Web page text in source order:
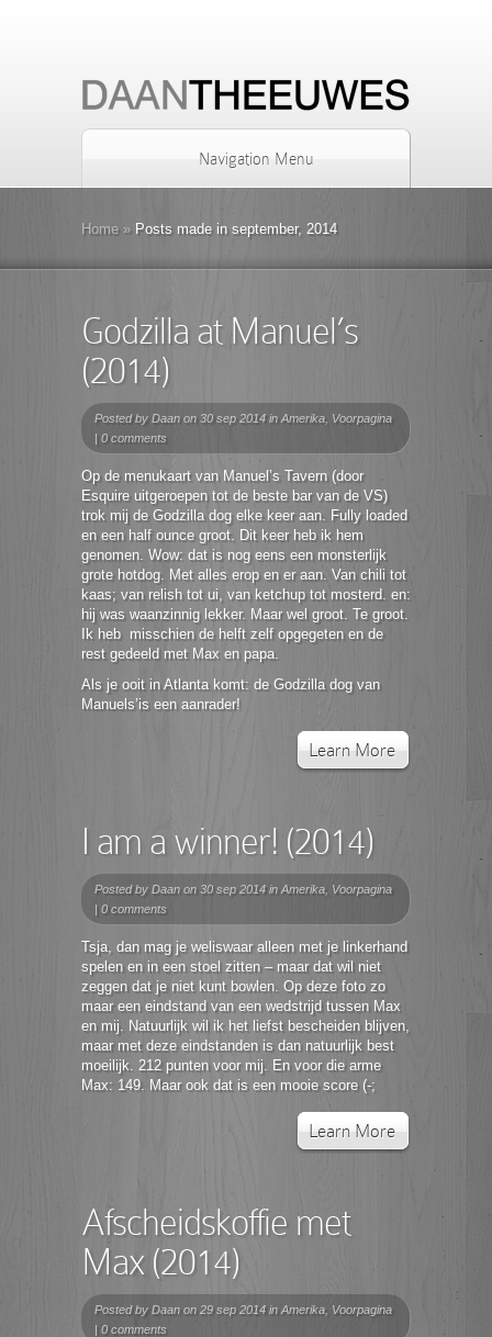
Navigation Menu
Home » Posts made in september, 2014
Godzilla at Manuel’s
(2014)
Posted by Daan on 30 sep 2014 in Amerika, Voorpagina
| 0 comments
Op de menukaart van Manuel’s Tavern (door
Esquire uitgeroepen tot de beste bar van de VS)
trok mij de Godzilla dog elke keer aan. Fully loaded
en een half ounce groot. Dit keer heb ik hem
genomen. Wow: dat is nog eens een monsterlijk
grote hotdog. Met alles erop en er aan. Van chili tot
kaas; van relish tot ui, van ketchup tot mosterd. en:
hij was waanzinnig lekker. Maar wel groot. Te groot.
Ik heb misschien de helft zelf opgegeten en de
rest gedeeld met Max en papa.
Als je ooit in Atlanta komt: de Godzilla dog van
Manuels’is een aanrader!
Learn More
I am a winner! (2014)
Posted by Daan on 30 sep 2014 in Amerika, Voorpagina
| 0 comments
Tsja, dan mag je weliswaar alleen met je linkerhand
spelen en in een stoel zitten – maar dat wil niet
zeggen dat je niet kunt bowlen. Op deze foto zo
maar een eindstand van een wedstrijd tussen Max
en mij. Natuurlijk wil ik het liefst bescheiden blijven,
maar met deze eindstanden is dan natuurlijk best
moeilijk. 212 punten voor mij. En voor die arme
Max: 149. Maar ook dat is een mooie score (-;
Learn More
Afscheidskoffie met
Max (2014)
Posted by Daan on 29 sep 2014 in Amerika, Voorpagina
| 0 comments